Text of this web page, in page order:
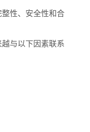
性、安全性和合
与以下因素联系